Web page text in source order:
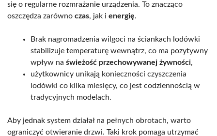
się o regularne rozmrażanie urządzenia. To znacząco
oszczędza zarówno czas, jak i energię.
Brak nagromadzenia wilgoci na ściankach lodówki
stabilizuje temperaturę wewnątrz, co ma pozytywny
wpływ na świeżość przechowywanej żywności,
użytkownicy unikają konieczności czyszczenia
lodówki co kilka miesięcy, co jest codziennością w
tradycyjnych modelach.
Aby jednak system działał na pełnych obrotach, warto
ograniczyć otwieranie drzwi. Taki krok pomaga utrzymać